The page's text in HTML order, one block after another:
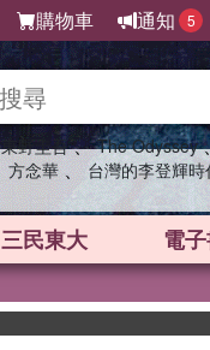
購物車 通知 5
東野圭吾 、 The Odyssey
方念華 、 台灣的李登輝時
三民東大 電